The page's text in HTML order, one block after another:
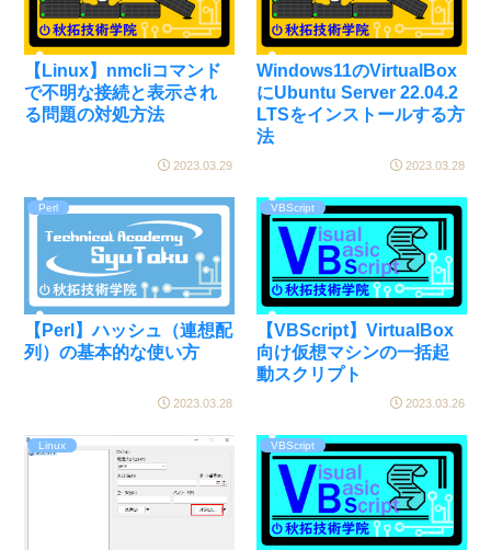
【Linux】nmcliコマンド
で不明な接続と表示され
る問題の対処方法
2023.03.29
Windows11のVirtualBox
にUbuntu Server 22.04.2
LTSをインストールする方
法
2023.03.28
Perl
【Perl】ハッシュ（連想配
列）の基本的な使い方
2023.03.28
VBScript
【VBScript】VirtualBox
向け仮想マシンの一括起
動スクリプト
2023.03.26
Linux VBScript